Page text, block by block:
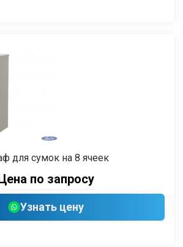
для сумок на 8 ячеек
по запросу
Узнать цену